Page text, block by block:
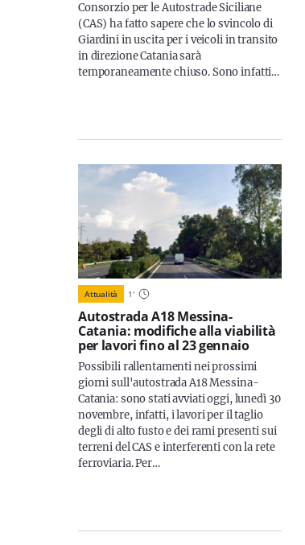
Consorzio per le Autostrade Siciliane
(CAS) ha fatto sapere che lo svincolo di
Giardini in uscita per i veicoli in transito
in direzione Catania sarà
temporaneamente chiuso. Sono infatti…
Attualità 1'
Autostrada A18 Messina-
Catania: modifiche alla viabilità
per lavori fino al 23 gennaio
Possibili rallentamenti nei prossimi
giorni sull'autostrada A18 Messina-
Catania: sono stati avviati oggi, lunedì 30
novembre, infatti, i lavori per il taglio
degli di alto fusto e dei rami presenti sui
terreni del CAS e interferenti con la rete
ferroviaria. Per…